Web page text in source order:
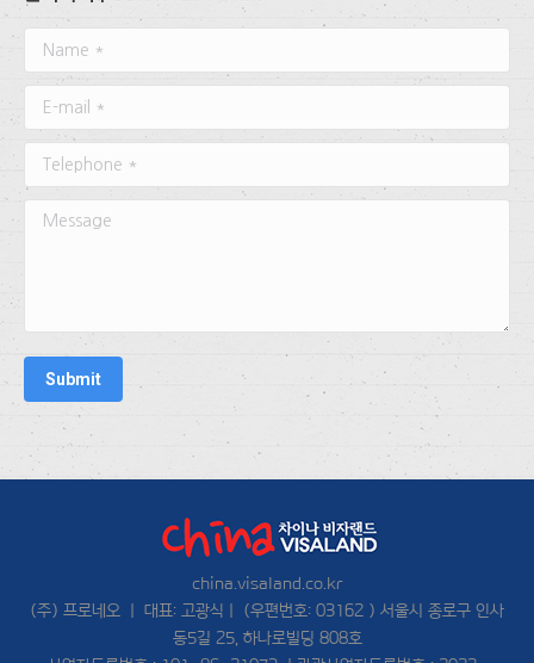
Name *
E-mail *
Telephone *
Message
Submit
china.visaland.co.kr
(주) 프로네오 ㅣ 대표: 고광식ㅣ (우편번호: 03162 ) 서울시 종로구 인사
동5길 25, 하나로빌딩 808호